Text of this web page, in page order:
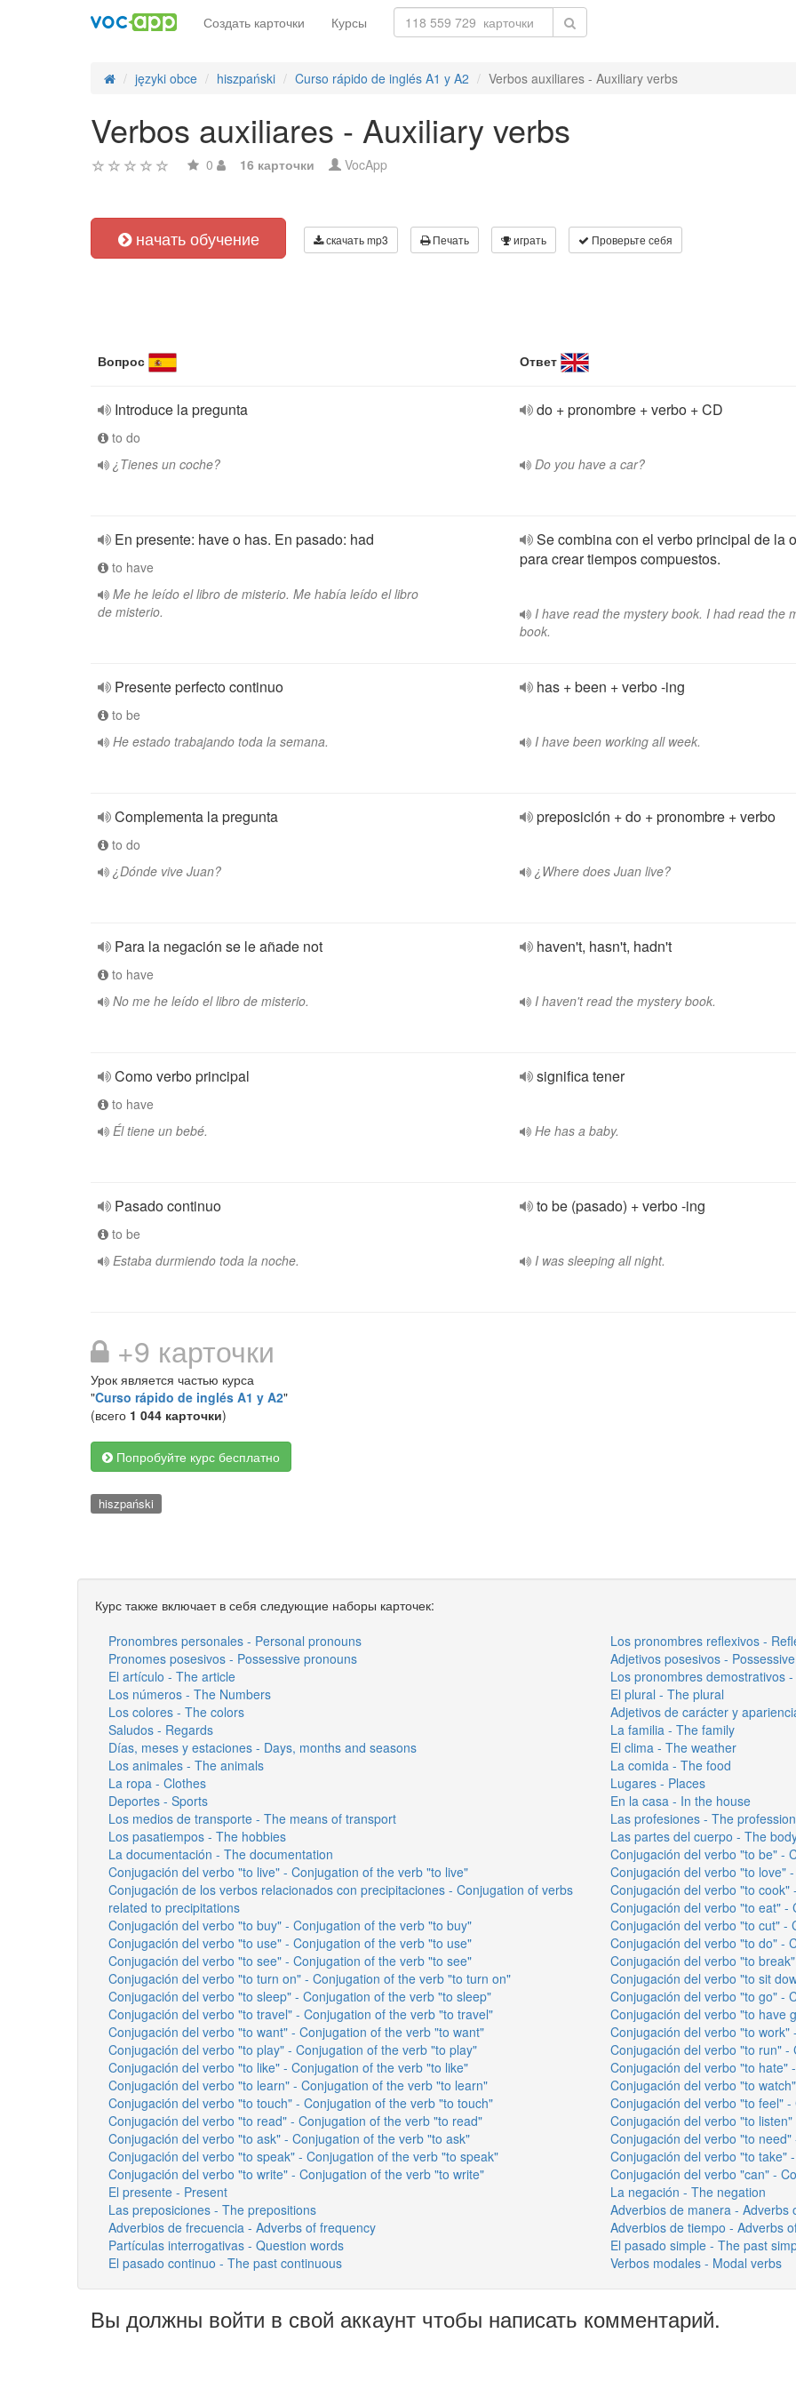
Создать карточки Курсы
języki obce hiszpański Curso rápido de inglés A1 y A2 Verbos auxiliares - Auxiliary verbs
Verbos auxiliares - Auxiliary verbs
0 16 карточки VocApp
начать обучение скачать mp3 Печать играть Проверьте себя
Вопрос Ответ
Introduce la pregunta
to do
¿Tienes un coche?
do + pronombre + verbo + CD
Do you have a car?
En presente: have o has. En pasado: had
to have
Me he leído el libro de misterio. Me había leído el libro
de misterio.
Se combina con el verbo principal de la
para crear tiempos compuestos.
I have read the mystery book. I had read the
book.
Presente perfecto continuo
to be
He estado trabajando toda la semana.
has + been + verbo -ing
I have been working all week.
Complementa la pregunta
to do
¿Dónde vive Juan?
preposición + do + pronombre + verbo
¿Where does Juan live?
Para la negación se le añade not
to have
No me he leído el libro de misterio.
haven't, hasn't, hadn't
I haven't read the mystery book.
Como verbo principal
to have
Él tiene un bebé.
significa tener
He has a baby.
Pasado continuo
to be
Estaba durmiendo toda la noche.
to be (pasado) + verbo -ing
I was sleeping all night.
+9 карточки
Урок является частью курса
"Curso rápido de inglés A1 y A2"
(всего 1 044 карточки)
Попробуйте курс бесплатно
hiszpański
Курс также включает в себя следующие наборы карточек:
Pronombres personales - Personal pronouns
Los pronombres reflexivos -
Pronomes posesivos - Possessive pronouns
Adjetivos posesivos -
El artículo - The article
Los pronombres demostrativos
Los números - The Numbers
El plural - The plural
Los colores - The colors
Adjetivos de carácter y
Saludos - Regards
La familia - The family
Días, meses y estaciones - Days, months and seasons
El clima - The weather
Los animales - The animals
La comida - The food
La ropa - Clothes
Lugares - Places
Deportes - Sports
En la casa - In the house
Los medios de transporte - The means of transport
Las profesiones - The
Los pasatiempos - The hobbies
Las partes del cuerpo - The
La documentación - The documentation
Conjugación del verbo "to be" -
Conjugación del verbo "to live" - Conjugation of the verb "to live"
Conjugación del verbo "to love"
Conjugación de los verbos relacionados con precipitaciones - Conjugation of verbs
related to precipitations
Conjugación del verbo "to
Conjugación del verbo "to eat"
Conjugación del verbo "to buy" - Conjugation of the verb "to buy"
Conjugación del verbo "to cut" -
Conjugación del verbo "to use" - Conjugation of the verb "to use"
Conjugación del verbo "to do" -
Conjugación del verbo "to see" - Conjugation of the verb "to see"
Conjugación del verbo "to
Conjugación del verbo "to turn on" - Conjugation of the verb "to turn on"
Conjugación del verbo "to sit
Conjugación del verbo "to sleep" - Conjugation of the verb "to sleep"
Conjugación del verbo "to go" -
Conjugación del verbo "to travel" - Conjugation of the verb "to travel"
Conjugación del verbo "to have
Conjugación del verbo "to want" - Conjugation of the verb "to want"
Conjugación del verbo "to
Conjugación del verbo "to play" - Conjugation of the verb "to play"
Conjugación del verbo "to run"
Conjugación del verbo "to like" - Conjugation of the verb "to like"
Conjugación del verbo "to hate"
Conjugación del verbo "to learn" - Conjugation of the verb "to learn"
Conjugación del verbo "to
Conjugación del verbo "to touch" - Conjugation of the verb "to touch"
Conjugación del verbo "to feel"
Conjugación del verbo "to read" - Conjugation of the verb "to read"
Conjugación del verbo "to
Conjugación del verbo "to ask" - Conjugation of the verb "to ask"
Conjugación del verbo "to
Conjugación del verbo "to speak" - Conjugation of the verb "to speak"
Conjugación del verbo "to take"
Conjugación del verbo "to write" - Conjugation of the verb "to write"
Conjugación del verbo "can" -
El presente - Present
La negación - The negation
Las preposiciones - The prepositions
Adverbios de manera - Adverbs
Adverbios de frecuencia - Adverbs of frequency
Adverbios de tiempo - Adverbs
Partículas interrogativas - Question words
El pasado simple - The past
El pasado continuo - The past continuous
Verbos modales - Modal verbs
Вы должны войти в свой аккаунт чтобы написать комментарий.